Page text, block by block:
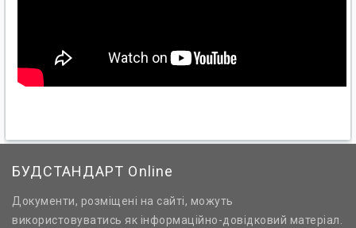
БУДСТАНДАРТ Online
Документи, розміщені на сайті, можуть
використовуватись як інформаційно-довідковий матеріал.